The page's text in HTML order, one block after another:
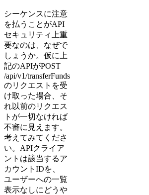
シーケンスに注意
を払うことがAPI
セキュリティ上重
要なのは、なぜで
しょうか。仮に上
記のAPIがPOST
/api/v1/transferFunds
のリクエストを受
け取った場合、そ
れ以前のリクエス
トが一切なければ
不審に見えます。
考えてみてくださ
い。APIクライア
ントは該当するア
カウントIDを、
ユーザーへの一覧
表示なしにどうや